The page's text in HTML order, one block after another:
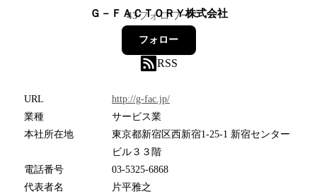
Ｇ－ＦＡＣＴＯＲＹ株式会社
43フォロワー
フォロー
RSS
URL
http://g-fac.jp/
業種
サービス業
本社所在地
東京都新宿区西新宿1-25-1 新宿センター
ビル３３階
電話番号
03-5325-6868
代表者名
片平雅之